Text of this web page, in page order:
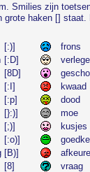
Smilies zijn
haken []
[:)]
[:D]
[8D]
[:I]
[:p]
[}:)]
[;)]
[:o)]
[B)]
[8]
frons
kwaad
dood
moe
kusjes
vraag